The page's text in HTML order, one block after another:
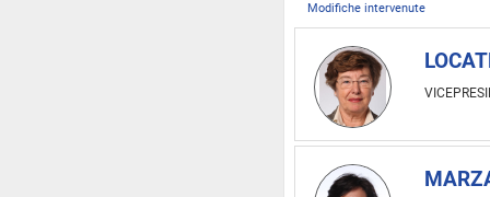
Modifiche intervenute